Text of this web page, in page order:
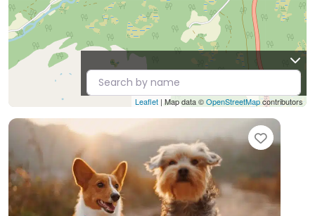
Leaflet | Map data ©OpenStreetMapcontributors